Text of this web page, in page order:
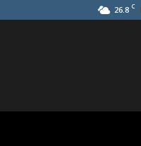
26.8 C